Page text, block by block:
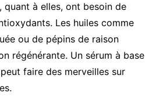
quant à elles, ont besoin de
Les huiles comme
ou de pépins de raison
régénérante. Un sérum à base
faire des merveilles sur